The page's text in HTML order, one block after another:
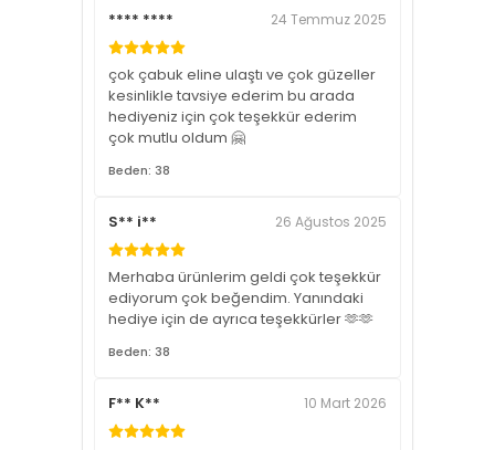
**** **** 24 Temmuz 2025
çok çabuk eline ulaştı ve çok güzeller
kesinlikle tavsiye ederim bu arada
hediyeniz için çok teşekkür ederim
çok mutlu oldum 🤗
Beden: 38
S** i** 26 Ağustos 2025
Merhaba ürünlerim geldi çok teşekkür
ediyorum çok beğendim. Yanındaki
hediye için de ayrıca teşekkürler 🫶🫶
Beden: 38
F** K** 10 Mart 2026